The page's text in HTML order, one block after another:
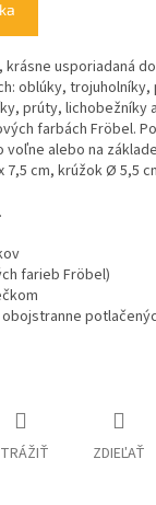
usporiadaná
oblúky,
prúty, lichobežníky
farbách Fröbel.
alebo na
7,5 cm, krúžok Ø 5,5
farieb Fröbel)
obojstranne
ZDIEĽAŤ